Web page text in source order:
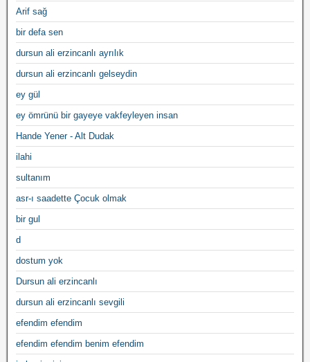
Arif sağ
bir defa sen
dursun ali erzincanlı ayrılık
dursun ali erzincanlı gelseydin
ey gül
ey ömrünü bir gayeye vakfeyleyen insan
Hande Yener - Alt Dudak
ilahi
sultanım
asr-ı saadette Çocuk olmak
bir gul
d
dostum yok
Dursun ali erzincanlı
dursun ali erzincanlı sevgili
efendim efendim
efendim efendim benim efendim